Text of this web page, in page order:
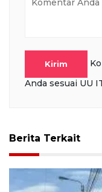
Kirim
Anda sesuai UU
Berita Terkait